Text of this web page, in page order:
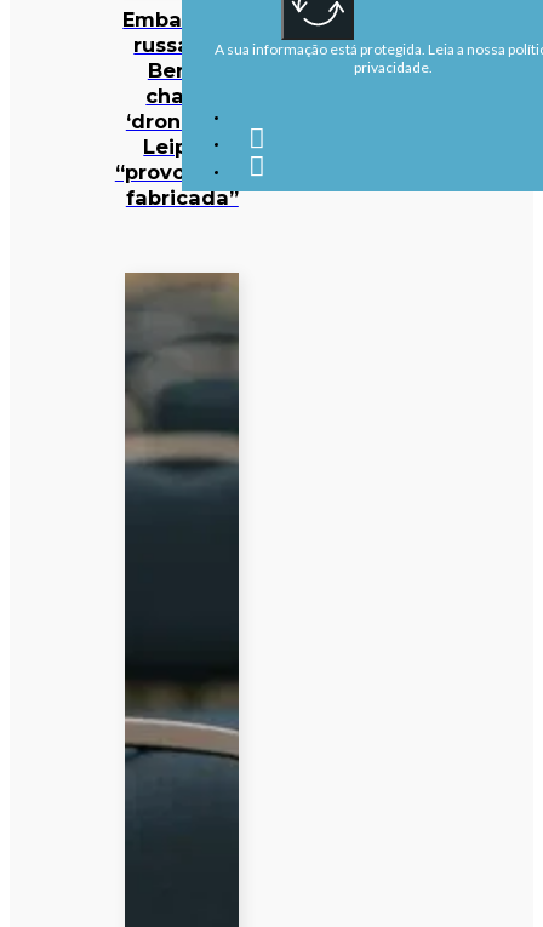
Embaixada
russa em
Berlim
chama
‘drone’ em
Leipzig
“provocação
fabricada”
A sua informação está protegida. Leia a nossa
privacidade.